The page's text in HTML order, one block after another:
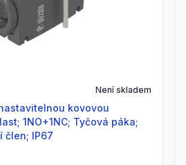
Není skladem
1NO+1NC; Tyčová páka;
člen; IP67